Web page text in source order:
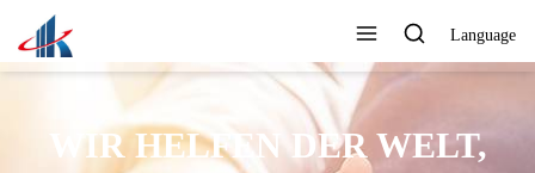
Language
WIR HELFEN DER WELT,